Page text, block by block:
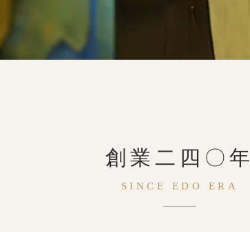
創業二四〇年
SINCE EDO ERA